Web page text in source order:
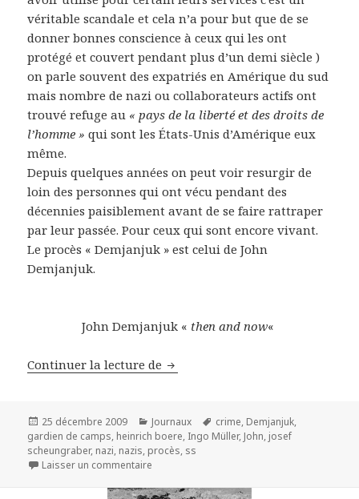
véritable scandale et cela n’a pour but que de se
donner bonnes conscience à ceux qui les ont
protégé et couvert pendant plus d’un demi siècle )
on parle souvent des expatriés en Amérique du sud
mais nombre de nazi ou collaborateurs actifs ont
trouvé refuge au « pays de la liberté et des droits de
l’homme » qui sont les États-Unis d’Amérique eux
même.
Depuis quelques années on peut voir resurgir de
loin des personnes qui ont vécu pendant des
décennies paisiblement avant de se faire rattraper
par leur passée. Pour ceux qui sont encore vivant.
Le procès « Demjanjuk » est celui de John
Demjanjuk.
John Demjanjuk « then and now«
Continuer la lecture de Anciens SS – gardiens de
Publié
le
25 décembre 2009 Catégories
Journaux
Mots-
clés
crime, Demjanjuk,
gardien de camps, heinrich boere, Ingo Müller, John, josef
scheungraber, nazi, nazis, procès, ss
Laisser un commentaire